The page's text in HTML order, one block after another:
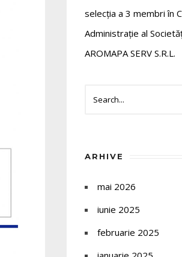
selecția a 3 membri în
Administrație al
AROMAPA SERV S.R.L.
ARHIVE
mai 2026
iunie 2025
februarie 2025